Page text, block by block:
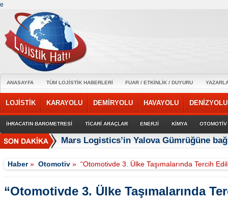
e
ANASAYFA TÜM LOJİSTİK HABERLERİ FUAR / ETKİNLİK / DUYURU
LOJİSTİK KARAYOLU DEMİRYOLU HAVAYOLU DENİZYOLU
İHRACATIN BAROMETRESİ TİCARİ ARAÇLAR ENERJİ KİMYA OTOMOTİV
Mars Logistics’in Yalova Gümrüğüne
Haber»Otomotiv »“Otomotivde 3. Ülke Taşımalarında Tercih
“Otomotivde 3. Ülke Taşımalarında